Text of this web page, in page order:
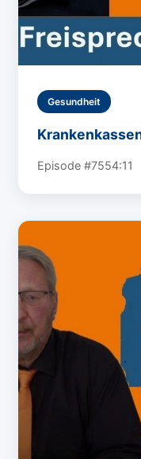
Gesundheit
Episode #7554:11